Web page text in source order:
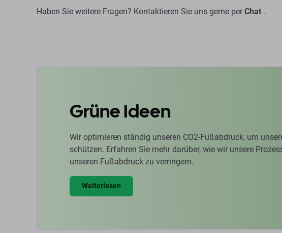
Haben Sie weitere Fragen? Kontaktieren Sie uns gerne per Chat .
Grüne Ideen
Wir optimieren ständig unseren CO2-Fußabdruck, um
schützen. Erfahren Sie mehr darüber, wie wir unsere
unseren Fußabdruck zu verringern.
Weiterlesen